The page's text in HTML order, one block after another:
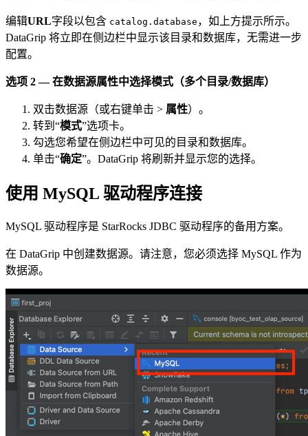
编辑URL字段以包含 catalog.database ，如上方提示所示。
DataGrip 将立即在侧边栏中显示该目录和数据库，无需进一步
配置。
选项 2 — 在数据源属性中选择模式（多个目录/数据库）
双击数据源（或右键单击 > 属性）。
转到“模式”选项卡。
勾选您希望在侧边栏中可见的目录和数据库。
单击“确定”。DataGrip 将刷新并显示您的选择。
使用 MySQL 驱动程序连接
MySQL 驱动程序是 StarRocks JDBC 驱动程序的备用方案。
在 DataGrip 中创建数据源。请注意，您必须选择 MySQL 作为
数据源。